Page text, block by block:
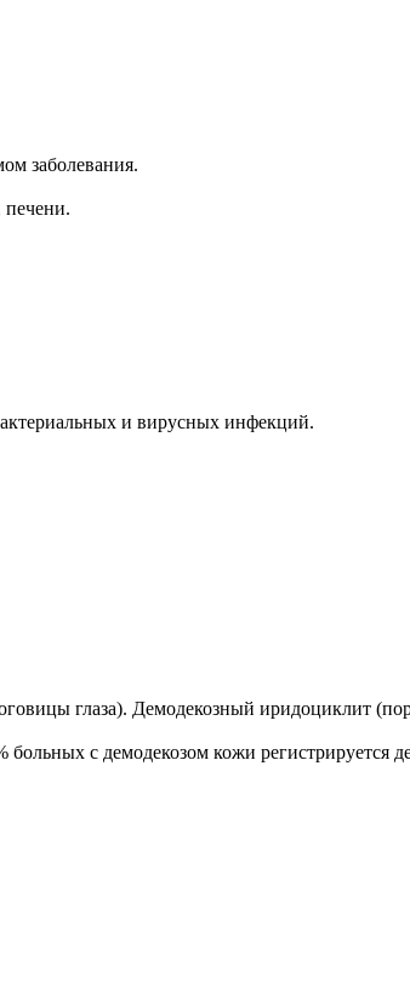
заболевания.
печени.
и вирусных инфекций.
глаза). Демодекозный иридоциклит
с демодекозом кожи регистрируется